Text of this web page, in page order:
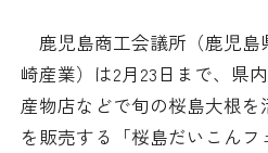
検定試験
ビジネス交流
調査・研究
日本商工会議
組織概要
鹿児島商工会議所（鹿児島
崎産業）は2月23日まで、県
産物店などで旬の桜島大根
を販売する「桜島だいこんフ